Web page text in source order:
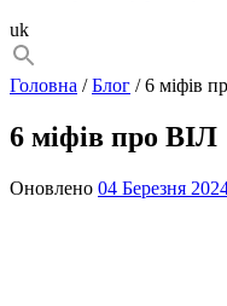
uk
Головна /Блог / 6 міфів
6 міфів про ВІЛ
Оновлено 04 Березня